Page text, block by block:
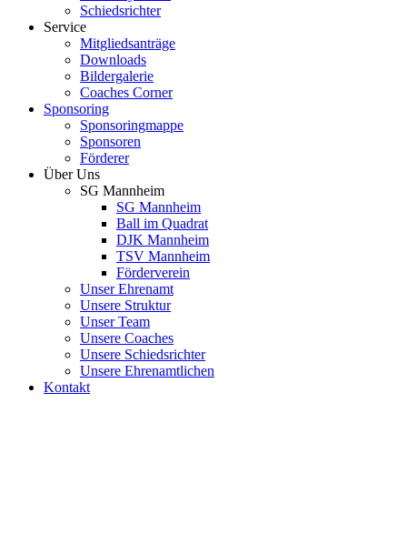
Schiedsrichter
Service
Mitgliedsanträge
Downloads
Bildergalerie
Coaches Corner
Sponsoring
Sponsoringmappe
Sponsoren
Förderer
Über Uns
SG Mannheim
SG Mannheim
Ball im Quadrat
DJK Mannheim
TSV Mannheim
Förderverein
Unser Ehrenamt
Unsere Struktur
Unser Team
Unsere Coaches
Unsere Schiedsrichter
Unsere Ehrenamtlichen
Kontakt